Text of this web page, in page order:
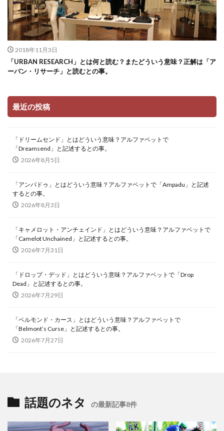
2018年11月3日
「URBAN RESEARCH」とは何と読む？またどういう意味？正解は「ア
ーバン・リサーチ」と読むとの事。
最近の投稿
「ドリームセンド」とはどういう意味？アルファベットで
「Dreamsend」と記述するとの事。
2026年8月5日
「アンパドゥ」とはどういう意味？アルファベットで「Ampadu」と記述
するとの事。
2026年8月3日
「キャメロット・アンチェインド」とはどういう意味？アルファベットで
「Camelot Unchained」と記述するとの事。
2026年7月31日
「ドロップ・デッド」とはどういう意味？アルファベットで「Drop
Dead」と記述するとの事。
2026年7月29日
「ベルモンド・カース」とはどういう意味？アルファベットで
「Belmont’s Curse」と記述するとの事。
2026年7月27日
話題のネタ の最新記事8件